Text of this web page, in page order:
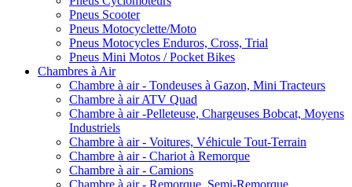
Pneus Scooter
Pneus Motocyclette/Moto
Pneus Motocycles Enduros, Cross, Trial
Pneus Mini Motos / Pocket Bikes
Chambres à Air
Chambre à air - Tondeuses à Gazon, Mini Tracteurs
Chambre à air ATV Quad
Chambre à air -Pelleteuse, Chargeuses Bobcat, Moyens
Industriels
Chambre à air - Voitures, Véhicule Tout-Terrain
Chambre à air - Chariot à Remorque
Chambre à air - Camions
Chambre à air - Remorque, Semi-Remorque,